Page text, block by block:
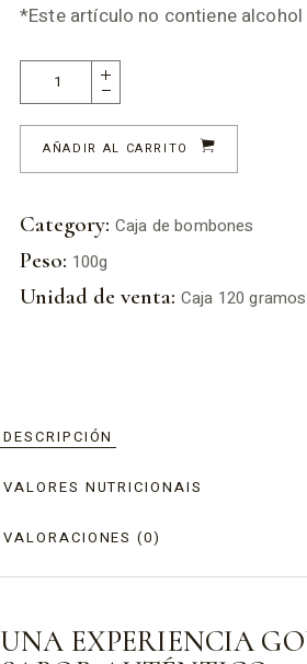
*Este artículo no contiene alcohol
AÑADIR AL CARRITO
Category: Caja de bombones
Peso: 100g
Unidad de venta: Caja 120 gramos
DESCRIPCIÓN
VALORES NUTRICIONAIS
VALORACIONES (0)
UNA EXPERIENCIA